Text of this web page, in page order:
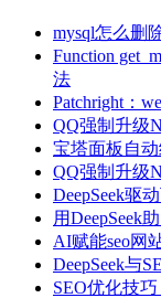
mysql怎么删
Function
法
Patchright：
QQ强制升级
宝塔面板自
QQ强制升级
DeepSeek驱
用DeepSeek
AI赋能seo网
DeepSeek与
SEO优化技